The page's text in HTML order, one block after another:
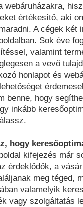
webáruházakra,
értékesítő, aki
A cégek két
Sok éve
valamint
a vevő
honlapot és
benne, hogy
inkább
hogy
kifejezés már
érdeklődők, a
meg téged,
valamelyik
vagy szolgáltatás